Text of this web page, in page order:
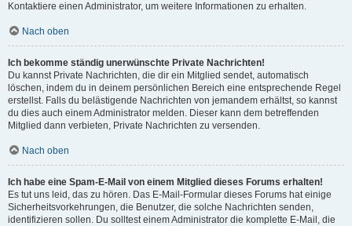
Kontaktiere einen Administrator, um weitere Informationen zu erhalten.
Nach oben
Ich bekomme ständig unerwünschte Private Nachrichten!
Du kannst Private Nachrichten, die dir ein Mitglied sendet, automatisch
löschen, indem du in deinem persönlichen Bereich eine entsprechende Regel
erstellst. Falls du belästigende Nachrichten von jemandem erhältst, so kannst
du dies auch einem Administrator melden. Dieser kann dem betreffenden
Mitglied dann verbieten, Private Nachrichten zu versenden.
Nach oben
Ich habe eine Spam-E-Mail von einem Mitglied dieses Forums erhalten!
Es tut uns leid, das zu hören. Das E-Mail-Formular dieses Forums hat einige
Sicherheitsvorkehrungen, die Benutzer, die solche Nachrichten senden,
identifizieren sollen. Du solltest einem Administrator die komplette E-Mail, die